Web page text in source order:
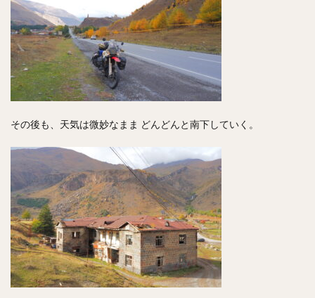
その後も、天気は微妙なまま どんどんと南下していく。